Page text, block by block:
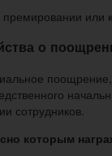
о
сотрудников.
которым